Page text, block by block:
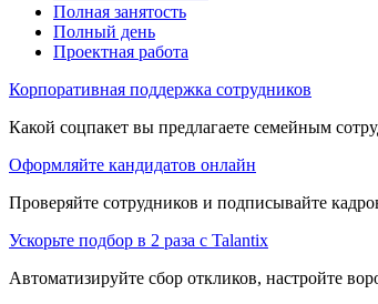
Полная занятость
Полный день
Проектная работа
Корпоративная поддержка сотрудников
Какой соцпакет вы предлагаете семейным
Оформляйте кандидатов онлайн
Проверяйте сотрудников и подписывайте
Ускорьте подбор в 2 раза с Talantix
Автоматизируйте сбор откликов, настройте